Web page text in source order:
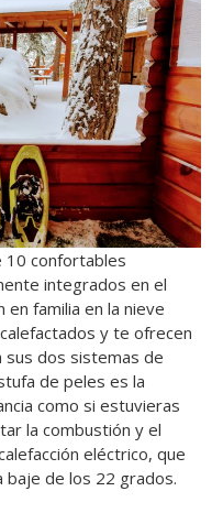
10 confortables
integrados en el
familia en la nieve
y te ofrecen
sus dos sistemas de
de peles es la
como si estuvieras
la combustión y el
eléctrico, que
baje de los 22 grados.